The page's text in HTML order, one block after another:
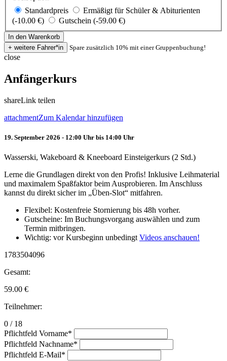
Standardpreis
Ermäßigt für Schüler & Abiturienten
(-10.00 €)
Gutschein (-59.00 €)
Spare zusätzlich 10% mit einer Gruppenbuchung!
close
Anfängerkurs
shareLink teilen
attachmentZum Kalendar hinzufügen
19. September 2026 - 12:00 Uhr bis 14:00 Uhr
Wasserski, Wakeboard & Kneeboard Einsteigerkurs (2 Std.)
Lerne die Grundlagen direkt von den Profis! Inklusive Leihmaterial
und maximalem Spaßfaktor beim Ausprobieren. Im Anschluss
kannst du direkt sicher im „Üben-Slot“ mitfahren.
Flexibel: Kostenfreie Stornierung bis 48h vorher.
Gutscheine: Im Buchungsvorgang auswählen und zum
Termin mitbringen.
Wichtig: vor Kursbeginn unbedingt Videos anschauen!
1783504096
Gesamt:
59.00 €
Teilnehmer:
0 / 18
Pflichtfeld Vorname*
Pflichtfeld Nachname*
Pflichtfeld E-Mail*